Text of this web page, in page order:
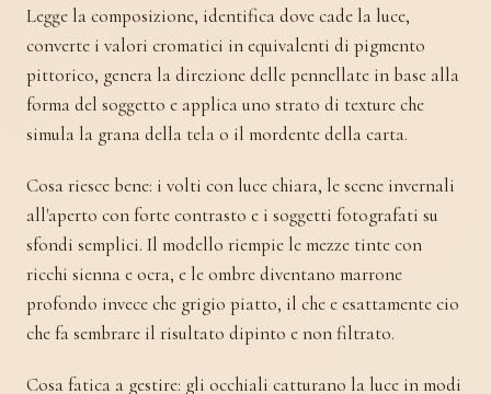
Legge la composizione, identifica dove cade la luce,
converte i valori cromatici in equivalenti di pigmento
pittorico, genera la direzione delle pennellate in base alla
forma del soggetto e applica uno strato di texture che
simula la grana della tela o il mordente della carta.
Cosa riesce bene: i volti con luce chiara, le scene invernali
all'aperto con forte contrasto e i soggetti fotografati su
sfondi semplici. Il modello riempie le mezze tinte con
ricchi sienna e ocra, e le ombre diventano marrone
profondo invece che grigio piatto, il che e esattamente cio
che fa sembrare il risultato dipinto e non filtrato.
Cosa fatica a gestire: gli occhiali catturano la luce in modi